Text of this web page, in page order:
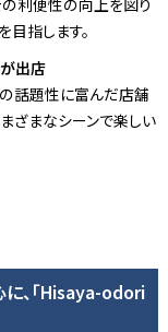
指します。
出店
話題性に富んだ店舗
ざまなシーンで楽しい
、「Hisaya-odori